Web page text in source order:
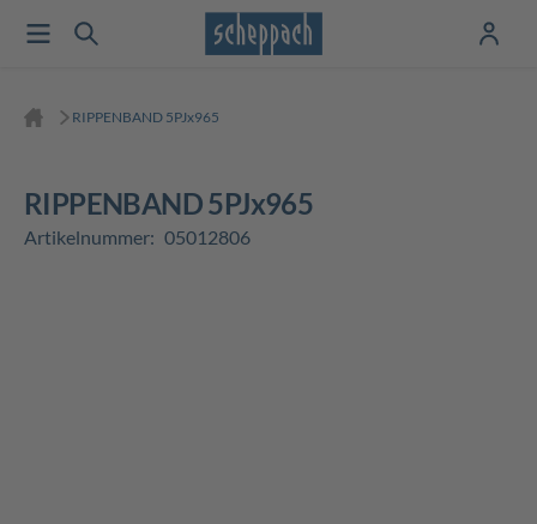
RIPPENBAND 5PJx965
RIPPENBAND 5PJx965
Artikelnummer: 05012806